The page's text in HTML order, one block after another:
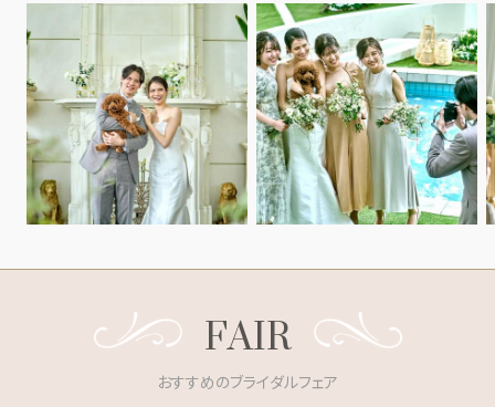
FAIR
おすすめのブライダルフェア